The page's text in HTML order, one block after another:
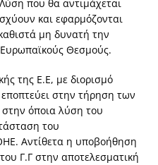
που θα αντιμάχεται
και εφαρμόζονται
μη δυνατή την
Θεσμούς.
της Ε.Ε, με διορισμό
στην τήρηση των
όποια λύση του
του
Αντίθετα η υποβοήθηση
Γ.Γ στην αποτελεσματική